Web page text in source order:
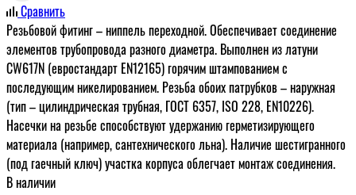
Сравнить
Резьбовой фитинг – ниппель переходной. Обеспечивает соединение
элементов трубопровода разного диаметра. Выполнен из латуни
CW617N (евростандарт EN12165) горячим штампованием с
последующим никелированием. Резьба обоих патрубков – наружная
(тип – цилиндрическая трубная, ГОСТ 6357, ISO 228, EN10226).
Насечки на резьбе способствуют удержанию герметизирующего
материала (например, сантехнического льна). Наличие шестигранного
(под гаечный ключ) участка корпуса облегчает монтаж соединения.
В наличии